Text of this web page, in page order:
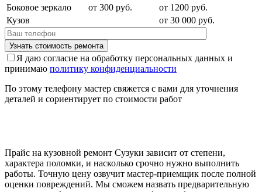
Боковое зеркало
от 300 руб.
от 1200 руб.
Кузов
от 30 000 руб.
Я даю согласие на обработку персональных данных и
принимаю политику конфиденциальности
По этому телефону мастер свяжется с вами для уточнения
деталей и сориентирует по стоимости работ
Прайс на кузовной ремонт Сузуки зависит от степени,
характера поломки, и насколько срочно нужно выполнить
работы. Точную цену озвучит мастер-приемщик после полной
оценки повреждений. Мы сможем назвать предварительную